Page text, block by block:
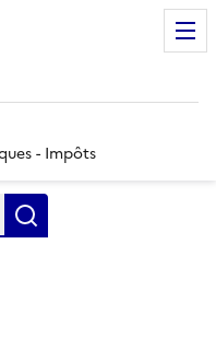
- Impôts
mots clés, partie du